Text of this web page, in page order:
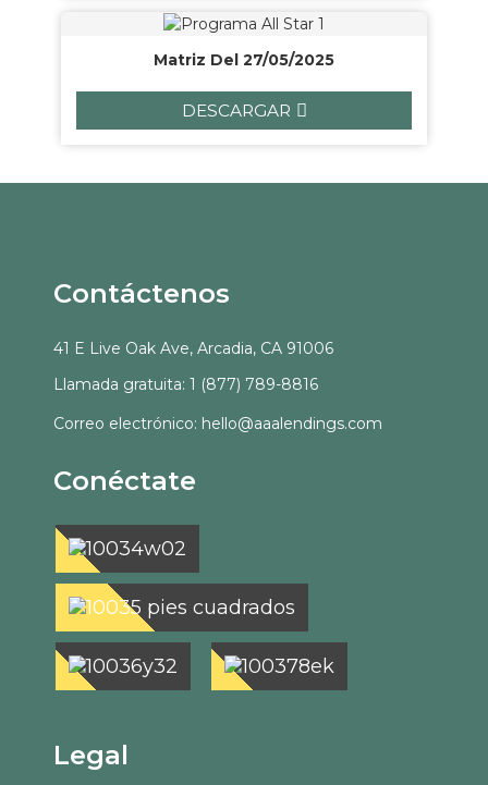
Matriz Del 27/05/2025
DESCARGAR
Contáctenos
41 E Live Oak Ave, Arcadia, CA 91006
Llamada gratuita: 1 (877) 789-8816
Correo electrónico: hello@aaalendings.com
Conéctate
Legal